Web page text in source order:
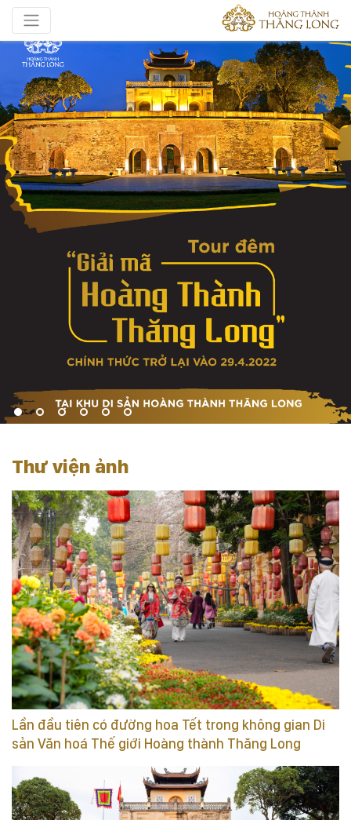
Thư viện ảnh
Lần đầu tiên có đường hoa Tết trong không gian Di
sản Văn hoá Thế giới Hoàng thành Thăng Long